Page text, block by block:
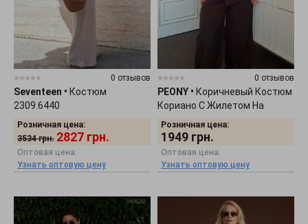
0 отзывов
Seventeen • Костюм
2309.6440
Розничная цена:
3534 грн. 2827 грн.
Оптовая цена:
Узнать оптовую цену
0 отзывов
PEONY • Коричневый Костюм
Кориано С Жилетом На
Подкладке 2207252
Розничная цена:
1949 грн.
Оптовая цена:
Узнать оптовую цену